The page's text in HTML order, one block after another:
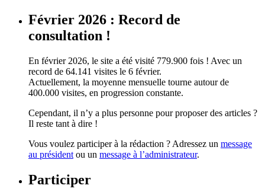
Février 2026 : Record de
consultation !
En février 2026, le site a été visité 779.900 fois ! Avec un
record de 64.141 visites le 6 février.
Actuellement, la moyenne mensuelle tourne autour de
400.000 visites, en progression constante.
Cependant, il n’y a plus personne pour proposer des articles ?
Il reste tant à dire !
Vous voulez participer à la rédaction ? Adressez un message
au président ou un message à l’administrateur.
Participer